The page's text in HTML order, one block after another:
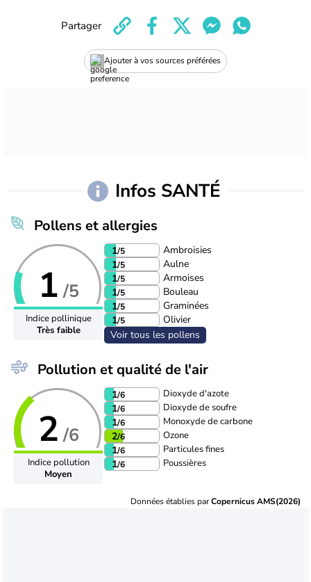
Ajouter à vos sources préférées
Partager
Infos SANTÉ
Pollens et allergies
1 /5
Indice pollinique
Très faible
1/5
Ambroisies
1/5
Aulne
1/5
Armoises
1/5
Bouleau
1/5
Graminées
1/5
Olivier
Voir tous les pollens
Pollution et qualité de l'air
2 /6
Indice pollution
Moyen
1/6 Dioxyde d'azote
1/6 Dioxyde de soufre
1/6 Monoxyde de carbone
2/6 Ozone
1/6 Particules fines
1/6 Poussières
Données établies parCopernicus AMS(2026)